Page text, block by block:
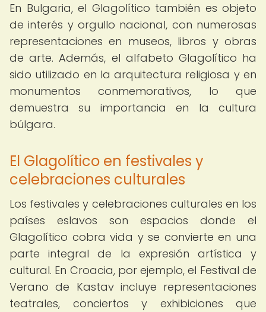
En Bulgaria, el Glagolítico también es objeto
de interés y orgullo nacional, con numerosas
representaciones en museos, libros y obras
de arte. Además, el alfabeto Glagolítico ha
sido utilizado en la arquitectura religiosa y en
monumentos conmemorativos, lo que
demuestra su importancia en la cultura
búlgara.
El Glagolítico en festivales y
celebraciones culturales
Los festivales y celebraciones culturales en los
países eslavos son espacios donde el
Glagolítico cobra vida y se convierte en una
parte integral de la expresión artística y
cultural. En Croacia, por ejemplo, el Festival de
Verano de Kastav incluye representaciones
teatrales, conciertos y exhibiciones que